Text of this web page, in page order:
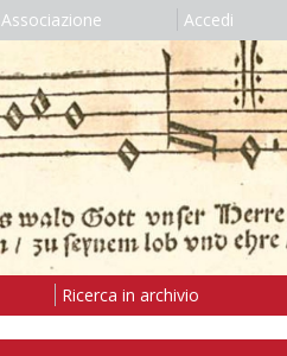
Associazione Accedi
Ricerca in archivio